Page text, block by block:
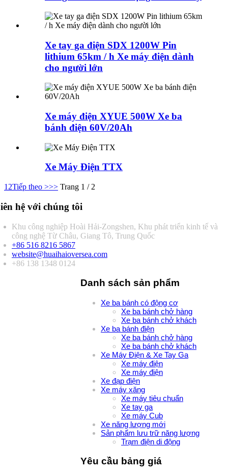
Xe tay ga điện SDX 1200W Pin
lithium 65km / h Xe máy điện dành
cho người lớn
Xe máy điện XYUE 500W Xe ba
bánh điện 60V/20Ah
Xe Máy Điện TTX
1 2Tiếp theo >>> Trang 1 / 2
hệ với chúng tôi
Khu công nghiệp Hoài Hải-Zongshen, Khu phát triển kinh tế và
công nghệ Từ Châu, Giang Tô, Trung Quốc
+86 516 8216 5867
website@huaihaioversea.com
+86 138 1348 0124
Danh sách sản phẩm
Xe ba bánh có động cơ
Xe ba bánh chở hàng
Xe ba bánh chở khách
Xe ba bánh điện
Xe ba bánh chở hàng
Xe ba bánh chở khách
Xe Máy Điện & Xe Tay Ga
Xe máy điện
Xe máy điện
Xe đạp điện
Xe máy xăng
Xe máy tiêu chuẩn
Xe tay ga
Xe máy Cub
Xe năng lượng mới
Sản phẩm lưu trữ năng lượng
Trạm điện di động
Yêu cầu bảng giá